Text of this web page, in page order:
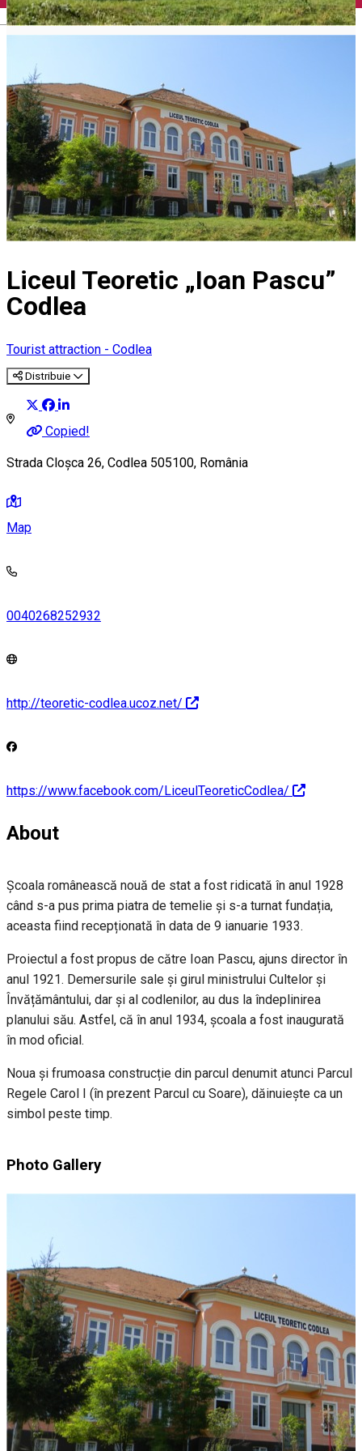
English
Liceul Teoretic „Ioan Pascu”
Codlea
Tourist attraction - Codlea
Distribuie
Copied!
Strada Cloșca 26, Codlea 505100, România
Map
0040268252932
http://teoretic-codlea.ucoz.net/
https://www.facebook.com/LiceulTeoreticCodlea/
About
Școala românească nouă de stat a fost ridicată în anul 1928
când s-a pus prima piatra de temelie și s-a turnat fundația,
aceasta fiind recepționată în data de 9 ianuarie 1933.
Proiectul a fost propus de către Ioan Pascu, ajuns director în
anul 1921. Demersurile sale și girul ministrului Cultelor și
Învățământului, dar și al codlenilor, au dus la îndeplinirea
planului său. Astfel, că în anul 1934, școala a fost inaugurată
în mod oficial.
Noua și frumoasa construcție din parcul denumit atunci Parcul
Regele Carol I (în prezent Parcul cu Soare), dăinuiește ca un
simbol peste timp.
Photo Gallery